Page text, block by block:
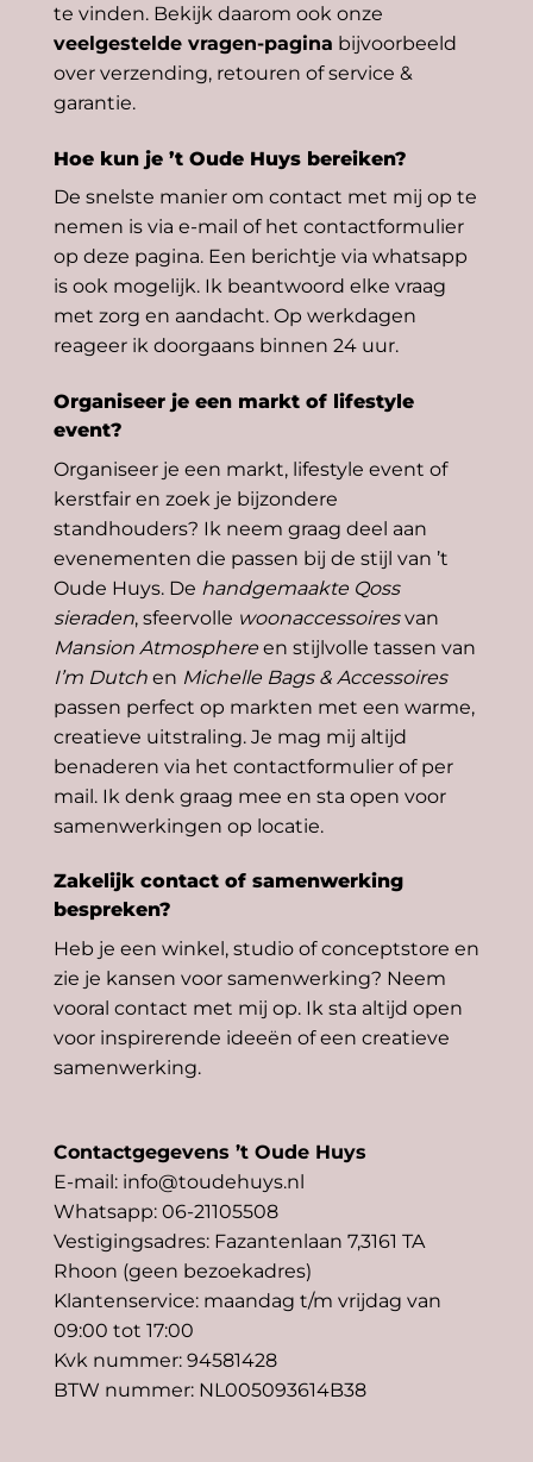
te vinden. Bekijk daarom ook onze
veelgestelde vragen-pagina bijvoorbeeld
over verzending, retouren of service &
garantie.
Hoe kun je ’t Oude Huys bereiken?
De snelste manier om contact met mij op te
nemen is via e-mail of het contactformulier
op deze pagina. Een berichtje via whatsapp
is ook mogelijk. Ik beantwoord elke vraag
met zorg en aandacht. Op werkdagen
reageer ik doorgaans binnen 24 uur.
Organiseer je een markt of lifestyle
event?
Organiseer je een markt, lifestyle event of
kerstfair en zoek je bijzondere
standhouders? Ik neem graag deel aan
evenementen die passen bij de stijl van ’t
Oude Huys. De handgemaakte Qoss
sieraden, sfeervolle woonaccessoiresvan
Mansion Atmosphereen stijlvolle tassen van
I’m Dutch en Michelle Bags & Accessoires
passen perfect op markten met een warme,
creatieve uitstraling. Je mag mij altijd
benaderen via het contactformulier of per
mail. Ik denk graag mee en sta open voor
samenwerkingen op locatie.
Zakelijk contact of samenwerking
bespreken?
Heb je een winkel, studio of conceptstore en
zie je kansen voor samenwerking? Neem
vooral contact met mij op. Ik sta altijd open
voor inspirerende ideeën of een creatieve
samenwerking.
Contactgegevens ’t Oude Huys
E-mail: info@toudehuys.nl
Whatsapp: 06-21105508
Vestigingsadres: Fazantenlaan 7,3161 TA
Rhoon (geen bezoekadres)
Klantenservice: maandag t/m vrijdag van
09:00 tot 17:00
Kvk nummer: 94581428
BTW nummer: NL005093614B38